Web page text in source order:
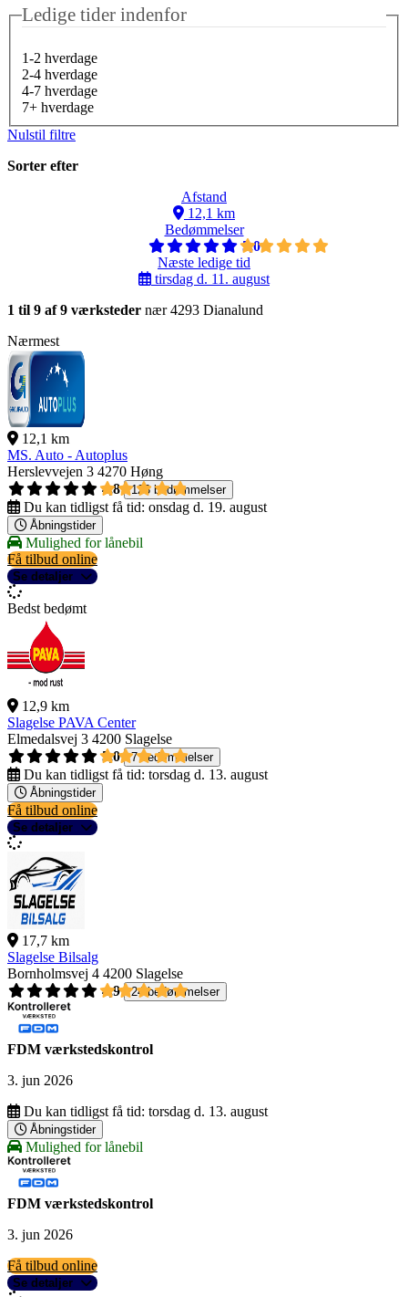
Ledige tider indenfor
1-2 hverdage
2-4 hverdage
4-7 hverdage
7+ hverdage
Nulstil filtre
Sorter efter
Afstand
12,1 km
Bedømmelser
5,0
Næste ledige tid
tirsdag d. 11. august
1 til 9 af 9 værksteder nær 4293 Dianalund
Nærmest
12,1 km
MS. Auto - Autoplus
Herslevvejen 3 4270 Høng
4,8
123 bedømmelser
Du kan tidligst få tid: onsdag d. 19. august
Åbningstider
Mulighed for lånebil
Få tilbud online
Se detaljer
Bedst bedømt
12,9 km
Slagelse PAVA Center
Elmedalsvej 3 4200 Slagelse
5,0
7 bedømmelser
Du kan tidligst få tid: torsdag d. 13. august
Åbningstider
Få tilbud online
Se detaljer
17,7 km
Slagelse Bilsalg
Bornholmsvej 4 4200 Slagelse
4,9
24 bedømmelser
FDM værkstedskontrol
3. jun 2026
Du kan tidligst få tid: torsdag d. 13. august
Åbningstider
Mulighed for lånebil
FDM værkstedskontrol
3. jun 2026
Få tilbud online
Se detaljer